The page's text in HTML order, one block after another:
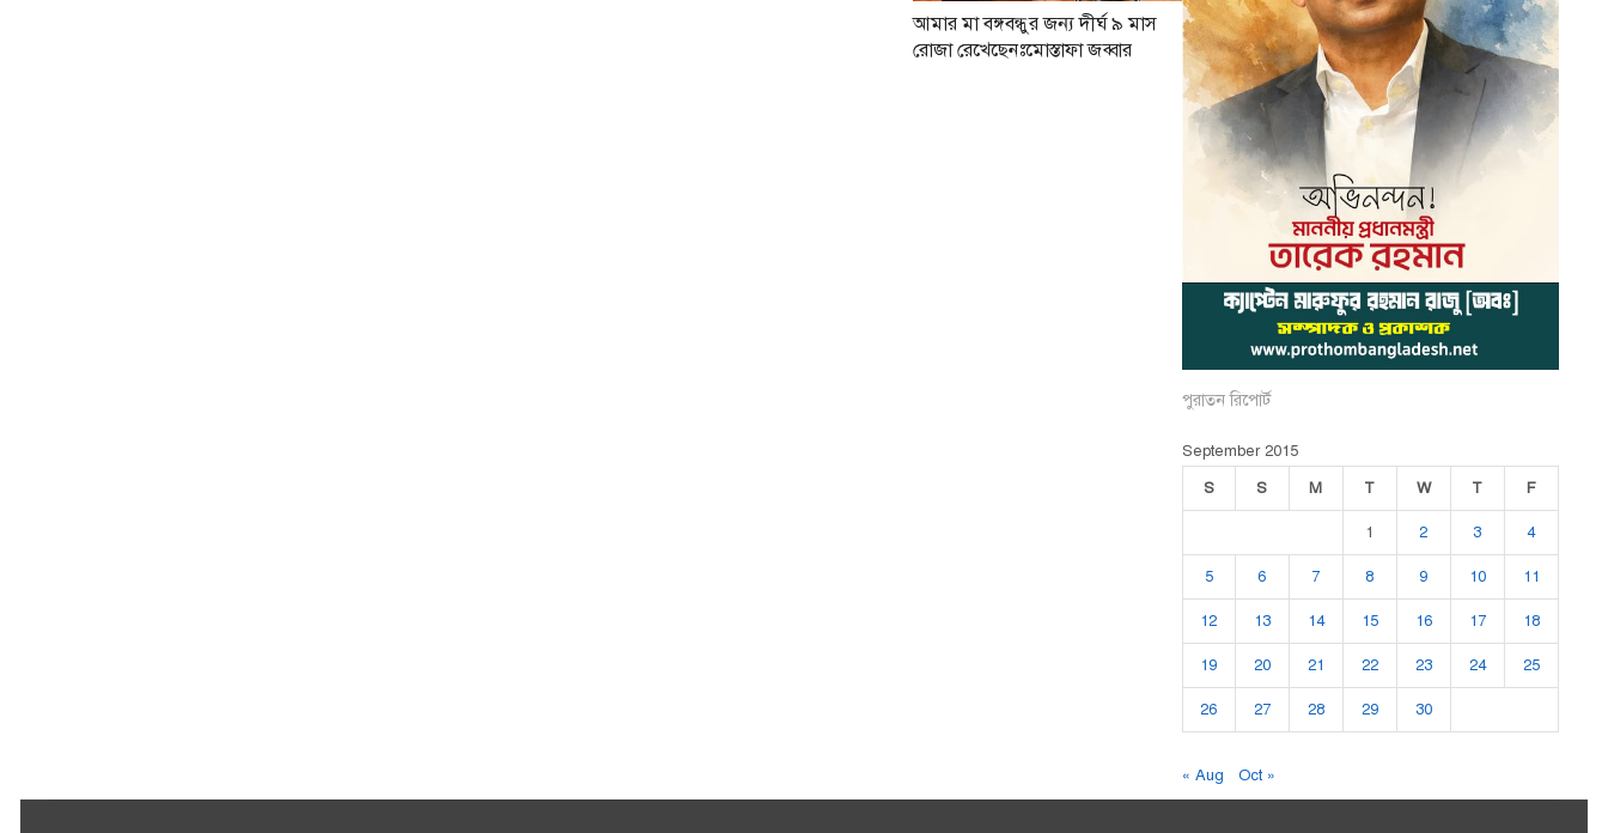
আমার মা বঙ্গবন্ধুর জন্য দীর্ঘ ৯ মাস
রোজা রেখেছেনঃমোস্তাফা জব্বার
পুরাতন রিপোর্ট
September 2015
S
S M T W T F
1 2 3 4
5 6 7 8 9 10 11
12 13 14 15 16 17 18
19 20 21 22 23 24 25
26 27 28 29 30
« Aug Oct »